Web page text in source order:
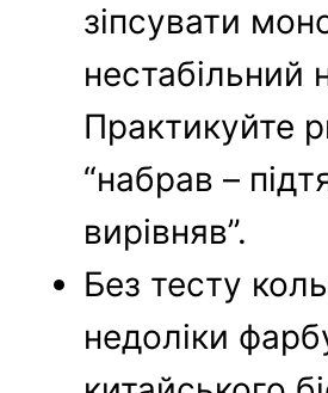
зіпсувати
нестабільний
Практикуйте
“набрав –
вирівняв”.
Без тесту
недоліки